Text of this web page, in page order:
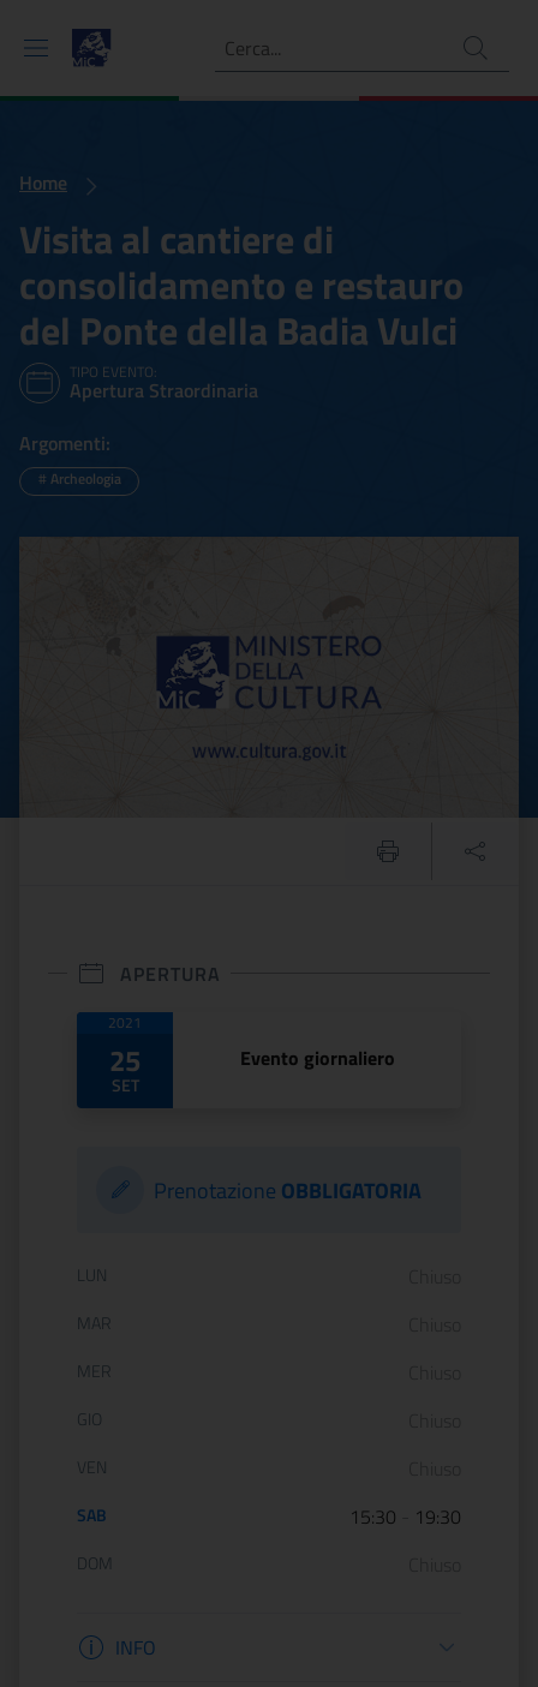
Ricerca
Home
Visita al cantiere di
consolidamento e restauro
del Ponte della Badia Vulci
TIPO EVENTO:
Apertura Straordinaria
Argomenti:
# Archeologia
APERTURA
Date di apertura
2021
25
SET
Evento giornaliero
Prenotazione OBBLIGATORIA
Orario di apertura:
LUN
MAR
MER
GIO
VEN
SAB 15:30 19:30
DOM
Informazioni apertura
INFO